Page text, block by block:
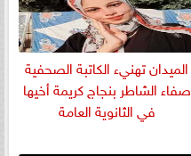
الميدان تهنيء الكاتبة الصحفية
صفاء الشاطر بنجاج كريمة أخيها
في الثانوية العامة